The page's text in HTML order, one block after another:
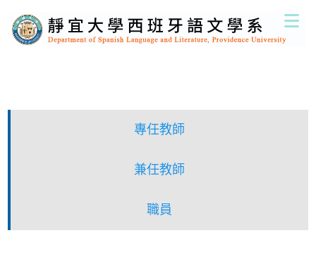
到
主
專任教師
兼任教師
職員